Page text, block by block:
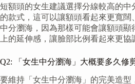
短額頭的女生建議選擇分線較高的
的款式，這可以讓額頭看起來更寬
中分瀏海，因為那樣可能會讓額頭
上的延伸感，讓臉部比例看起來更協
Q2: 「女生中分瀏海」大概要多久修
要維持「女生中分瀏海」的完美造